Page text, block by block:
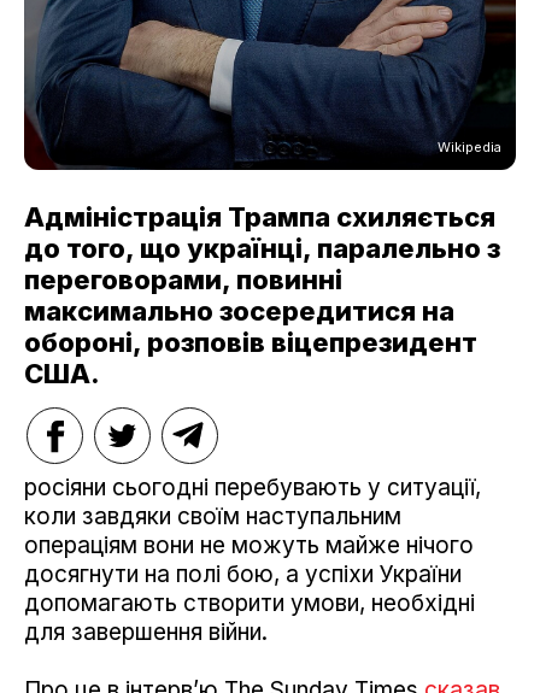
Wikipedia
Адміністрація Трампа схиляється
до того, що українці, паралельно з
переговорами, повинні
максимально зосередитися на
обороні, розповів віцепрезидент
США.
росіяни сьогодні перебувають у ситуації,
коли завдяки своїм наступальним
операціям вони не можуть майже нічого
досягнути на полі бою, а успіхи України
допомагають створити умови, необхідні
для завершення війни.